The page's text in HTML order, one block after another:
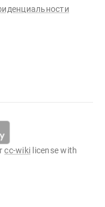
cc-wiki license with